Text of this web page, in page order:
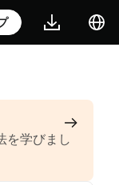
を学びまし